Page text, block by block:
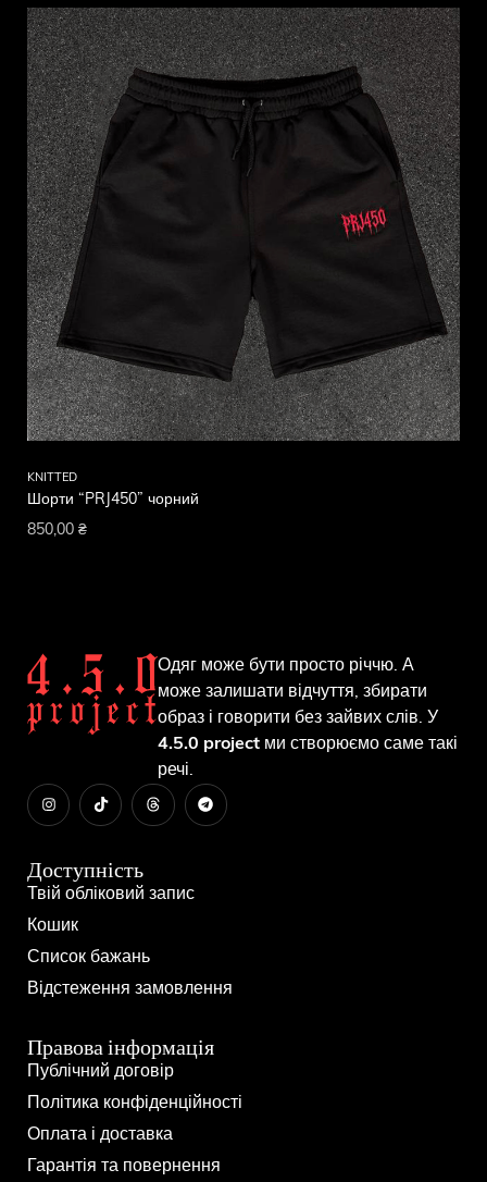
KNITTED
Шорти “PRJ450” чорний
850,00 ₴
Одяг може бути просто річчю. А
може залишати відчуття, збирати
образ і говорити без зайвих слів. У
4.5.0 project ми створюємо саме такі
речі.
Доступність
Твій обліковий запис
Кошик
Список бажань
Відстеження замовлення
Правова інформація
Публічний договір
Політика конфіденційності
Оплата і доставка
Гарантія та повернення